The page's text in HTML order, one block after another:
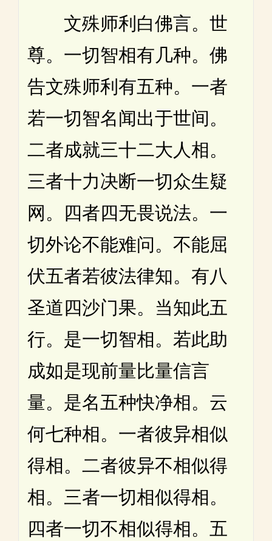
文殊师利白佛言。世
尊。一切智相有几种。佛
告文殊师利有五种。一者
若一切智名闻出于世间。
二者成就三十二大人相。
三者十力决断一切众生疑
网。四者四无畏说法。一
切外论不能难问。不能屈
伏五者若彼法律知。有八
圣道四沙门果。当知此五
行。是一切智相。若此助
成如是现前量比量信言
量。是名五种快净相。云
何七种相。一者彼异相似
得相。二者彼异不相似得
相。三者一切相似得相。
四者一切不相似得相。五